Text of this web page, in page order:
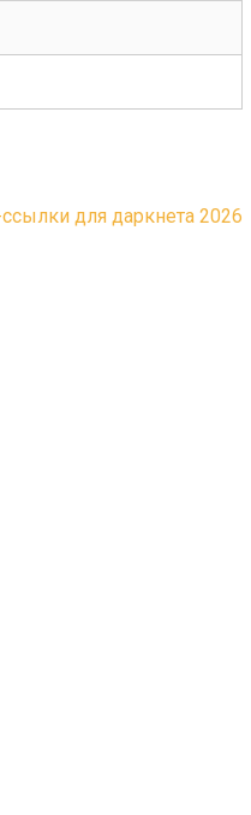
для даркнета 2026